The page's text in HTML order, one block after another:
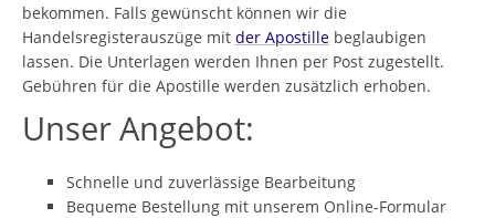
bekommen. Falls gewünscht können wir die
Handelsregisterauszüge mit der Apostille beglaubigen
lassen. Die Unterlagen werden Ihnen per Post zugestellt.
Gebühren für die Apostille werden zusätzlich erhoben.
Unser Angebot:
Schnelle und zuverlässige Bearbeitung
Bequeme Bestellung mit unserem Online-Formular